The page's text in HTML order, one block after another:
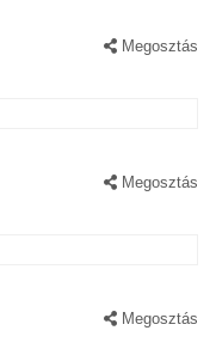
Megosztás
Megosztás
Megosztás